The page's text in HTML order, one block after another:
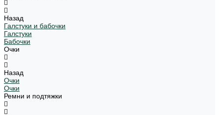
Назад
Галстуки и бабочки
Галстуки
Бабочки
Очки
Назад
Очки
Очки
Ремни и подтяжки